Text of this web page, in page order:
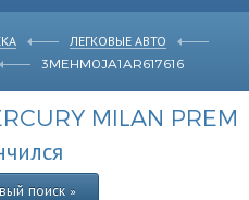
ЛЕГКОВЫЕ АВТО
3MEHM0JA1AR617616
MILAN PREM
поиск »